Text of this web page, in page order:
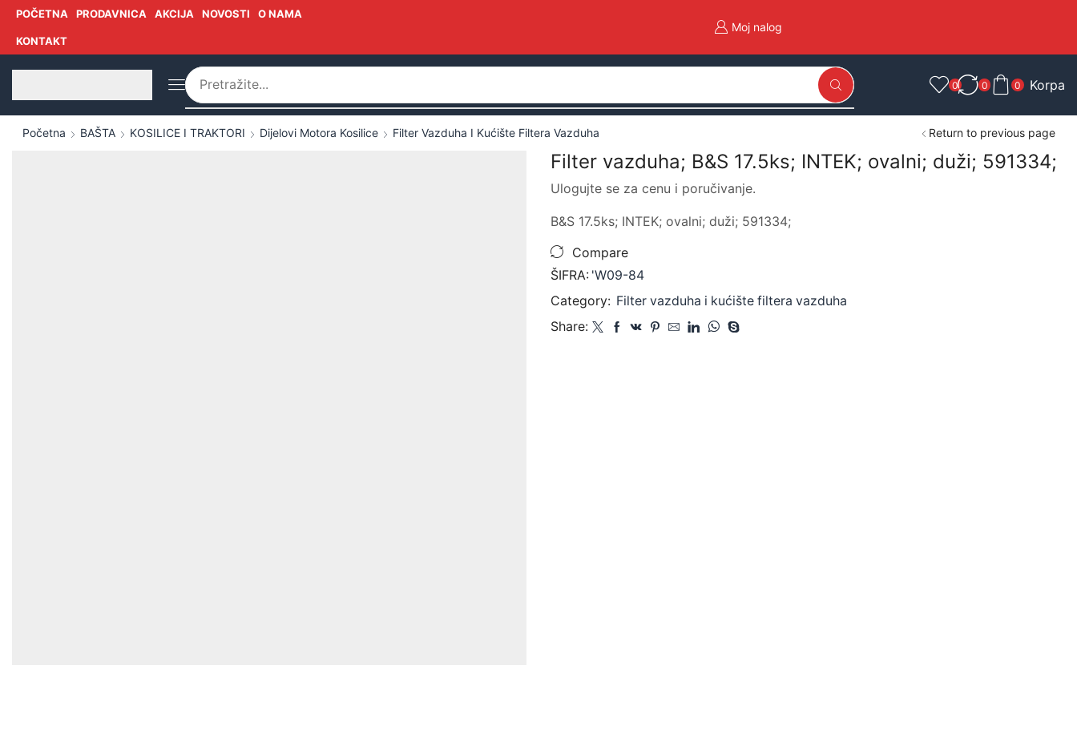
POČETNA PRODAVNICA AKCIJA NOVOSTI O NAMA
KONTAKT
Moj nalog
0 0 0 Korpa
Početna BAŠTA KOSILICE I TRAKTORI Dijelovi Motora Kosilice Filter Vazduha I Kućište Filtera Vazduha Return to previous page
Filter vazduha; B&S 17.5ks; INTEK; ovalni; duži; 591334;
Ulogujte se za cenu i poručivanje.
B&S 17.5ks; INTEK; ovalni; duži; 591334;
Compare
ŠIFRA: 'W09-84
Category: Filter vazduha i kućište filtera vazduha
Share: